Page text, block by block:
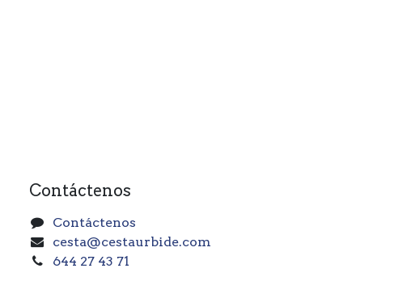
Contáctenos
Contáctenos
cesta@cestaurbide.com
644 27 43 71